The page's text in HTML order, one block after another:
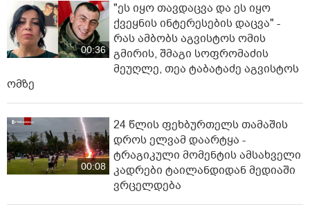
00:36
"ეს იყო თავდაცვა და ეს იყო
ქვეყნის ინტერესების დაცვა" -
რას ამბობს აგვისტოს ომის
გმირის, შმაგი სოფრომაძის
მეუღლე, თეა ტაბატაძე აგვისტოს
ომზე
00:08
24 წლის ფეხბურთელს თამაშის
დროს ელვამ დაარტყა -
ტრაგიკული მომენტის ამსახველი
კადრები ტაილანდიდან მედიაში
ვრცელდება